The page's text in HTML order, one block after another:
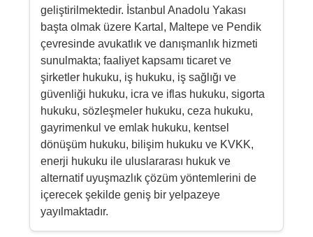
geliştirilmektedir. İstanbul Anadolu Yakası
başta olmak üzere Kartal, Maltepe ve Pendik
çevresinde avukatlık ve danışmanlık hizmeti
sunulmakta; faaliyet kapsamı ticaret ve
şirketler hukuku, iş hukuku, iş sağlığı ve
güvenliği hukuku, icra ve iflas hukuku, sigorta
hukuku, sözleşmeler hukuku, ceza hukuku,
gayrimenkul ve emlak hukuku, kentsel
dönüşüm hukuku, bilişim hukuku ve KVKK,
enerji hukuku ile uluslararası hukuk ve
alternatif uyuşmazlık çözüm yöntemlerini de
içerecek şekilde geniş bir yelpazeye
yayılmaktadır.